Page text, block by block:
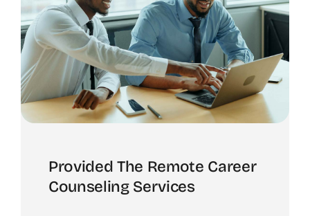
Provided The Remote Career
Counseling Services